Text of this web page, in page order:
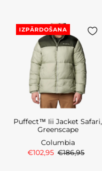
IZPĀRDOŠANA
Puffect™ Iii Jacket Safari,
Greenscape
Columbia
€102,95 €186,95